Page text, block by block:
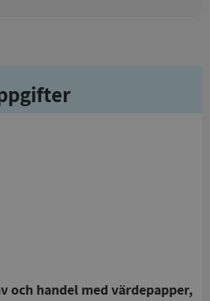
och handel med värdepapper,